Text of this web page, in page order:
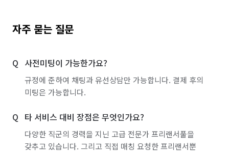
자주 묻는 질문
사전미팅이 가능한가요?
규정에 준하여 채팅과 유선상담만 가능합니다. 결제 후의
미팅은 가능합니다.
타 서비스 대비 장점은 무엇인가요?
다양한 직군의 경력을 지닌 고급 전문가 프리랜서풀을
갖추고 있습니다. 그리고 직접 매칭 요청한 프리랜서뿐